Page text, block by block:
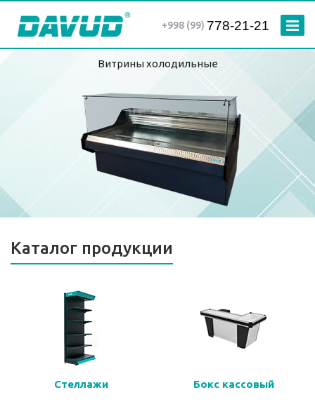
+998 (99) 778-21-21
Витрины холодильные
Каталог продукции
Стеллажи Бокс кассовый